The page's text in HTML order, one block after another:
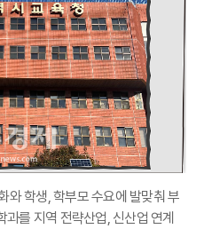
와 학생, 학부모 수요에 발맞춰 부
를 지역 전략산업, 신산업 연계